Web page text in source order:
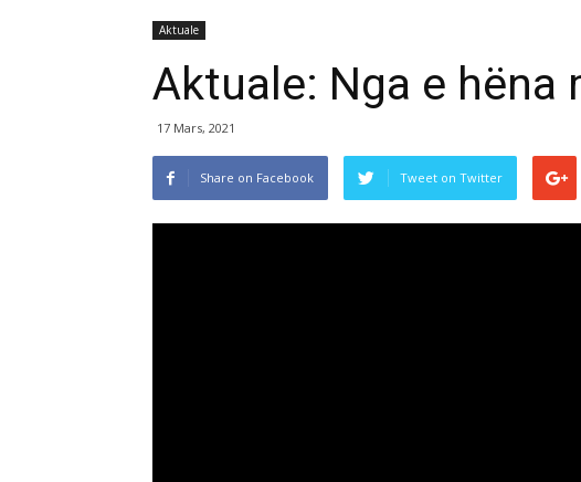
Aktuale
Aktuale: Nga e hëna
17 Mars, 2021
Share on Facebook Tweet on Twitter